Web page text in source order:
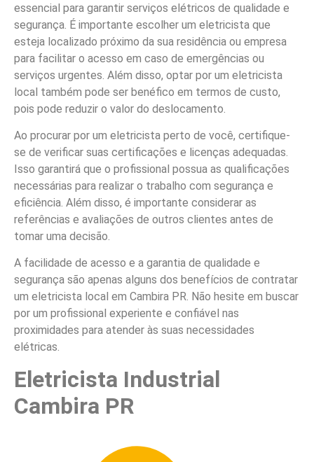
essencial para garantir serviços elétricos de qualidade e
segurança. É importante escolher um eletricista que
esteja localizado próximo da sua residência ou empresa
para facilitar o acesso em caso de emergências ou
serviços urgentes. Além disso, optar por um eletricista
local também pode ser benéfico em termos de custo,
pois pode reduzir o valor do deslocamento.
Ao procurar por um eletricista perto de você, certifique-
se de verificar suas certificações e licenças adequadas.
Isso garantirá que o profissional possua as qualificações
necessárias para realizar o trabalho com segurança e
eficiência. Além disso, é importante considerar as
referências e avaliações de outros clientes antes de
tomar uma decisão.
A facilidade de acesso e a garantia de qualidade e
segurança são apenas alguns dos benefícios de contratar
um eletricista local em Cambira PR. Não hesite em buscar
por um profissional experiente e confiável nas
proximidades para atender às suas necessidades
elétricas.
Eletricista Industrial
Cambira PR